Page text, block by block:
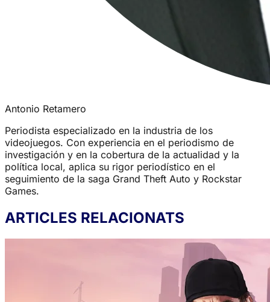
Antonio Retamero
Periodista especializado en la industria de los
videojuegos. Con experiencia en el periodismo de
investigación y en la cobertura de la actualidad y la
política local, aplica su rigor periodístico en el
seguimiento de la saga Grand Theft Auto y Rockstar
Games.
ARTICLES RELACIONATS